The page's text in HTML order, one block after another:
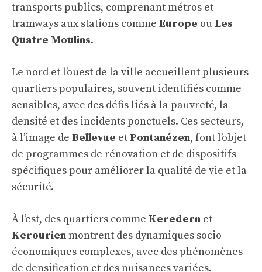
transports publics, comprenant métros et
tramways aux stations comme Europe ou Les
Quatre Moulins.
Le nord et l’ouest de la ville accueillent plusieurs
quartiers populaires, souvent identifiés comme
sensibles, avec des défis liés à la pauvreté, la
densité et des incidents ponctuels. Ces secteurs,
à l’image de Bellevue et Pontanézen, font l’objet
de programmes de rénovation et de dispositifs
spécifiques pour améliorer la qualité de vie et la
sécurité.
À l’est, des quartiers comme Keredern et
Kerourienmontrent des dynamiques socio-
économiques complexes, avec des phénomènes
de densification et des nuisances variées.